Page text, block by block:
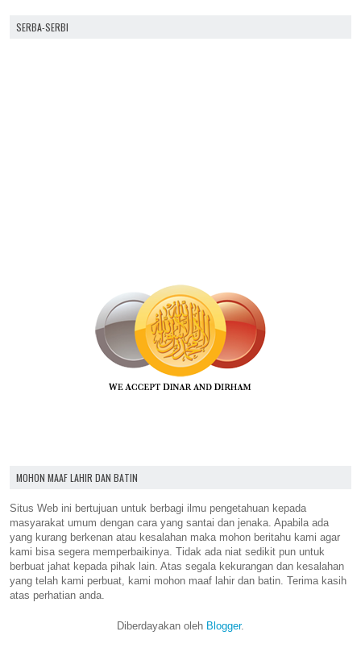
SERBA-SERBI
MOHON MAAF LAHIR DAN BATIN
Situs Web ini bertujuan untuk berbagi ilmu pengetahuan kepada
masyarakat umum dengan cara yang santai dan jenaka. Apabila ada
yang kurang berkenan atau kesalahan maka mohon beritahu kami agar
kami bisa segera memperbaikinya. Tidak ada niat sedikit pun untuk
berbuat jahat kepada pihak lain. Atas segala kekurangan dan kesalahan
yang telah kami perbuat, kami mohon maaf lahir dan batin. Terima kasih
atas perhatian anda.
Diberdayakan oleh Blogger.